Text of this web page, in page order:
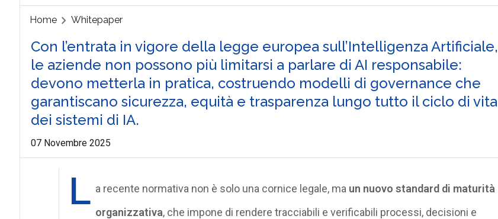
Home Whitepaper
Con l’entrata in vigore della legge europea sull’Intelligenza Artificiale,
le aziende non possono più limitarsi a parlare di AI responsabile:
devono metterla in pratica, costruendo modelli di governance che
garantiscano sicurezza, equità e trasparenza lungo tutto il ciclo di vita
dei sistemi di IA.
07 Novembre 2025
L a recente normativa non è solo una cornice legale, ma un nuovo standard di maturità
organizzativa, che impone di rendere tracciabili e verificabili processi, decisioni e